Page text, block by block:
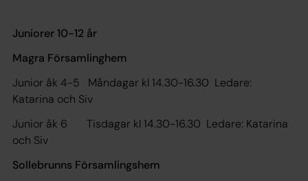
Juniorer 10-12 år
Magra Församlinghem
Junior åk 4-5 Måndagar kl 14.30-16.30 Ledare:
Katarina och Siv
Junior åk 6 Tisdagar kl 14.30-16.30 Ledare: Katarina
och Siv
Sollebrunns Församlingshem